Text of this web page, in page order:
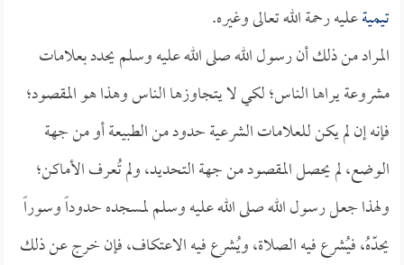
تيميةعليه رحمة الله تعالى وغيره.
المراد من ذلك أن رسول الله صلى الله عليه وسلم يحدد بعلامات
مشروعة يراها الناس؛ لكي لا يتجاوزها الناس وهذا هو المقصود؛
فإنه إن لم يكن للعلامات الشرعية حدود من الطبيعة أو من جهة
الوضع، لم يحصل المقصود من جهة التحديد، ولم تُعرف الأماكن؛
ولهذا جعل رسول الله صلى الله عليه وسلم لمسجده حدوداً وسوراً
يحدّهُ، فيُشرع فيه الصلاة، ويُشرع فيه الاعتكاف، فإن خرج عن ذلك